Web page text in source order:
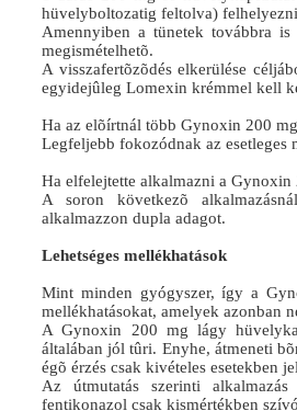
hüvelyboltozatig feltolva)
Amennyiben a tünetek továbbra
megismételhetõ.
A visszafertõzõdés elkerülése
egyidejûleg Lomexin krémmel kell
Ha az elõírtnál több Gynoxin 200
Legfeljebb fokozódnak az esetleges
Ha elfelejtette alkalmazni a
A soron következõ
alkalmazzon dupla adagot.
Lehetséges mellékhatások
Mint minden gyógyszer, így a
mellékhatásokat, amelyek azonban
A Gynoxin 200 mg lágy
általában jól tûri. Enyhe, átmeneti
égõ érzés csak kivételes esetekben
Az útmutatás szerinti
fentikonazol csak kismértékben